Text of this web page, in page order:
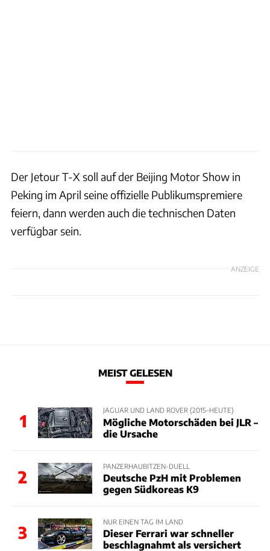
Der Jetour T-X soll auf der Beijing Motor Show in
Peking im April seine offizielle Publikumspremiere
feiern, dann werden auch die technischen Daten
verfügbar sein.
ANZEIGE
MEIST GELESEN
1
JAGUAR UND LAND ROVER (2015–HEUTE)
Mögliche Motorschäden bei JLR –
die Ursache
2
PANZERHAUBITZEN-DUELL
Deutsche PzH mit Problemen
gegen Südkoreas K9
3
NUR EINEN TAG IM LAND
Dieser Ferrari war schneller
beschlagnahmt als versichert